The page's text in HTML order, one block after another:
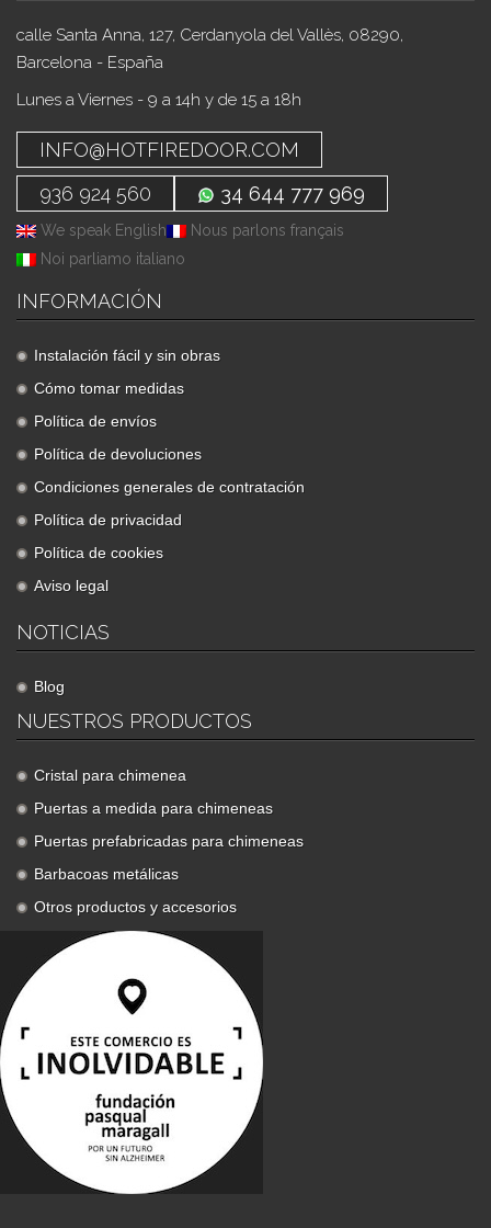
calle Santa Anna, 127, Cerdanyola del Vallès, 08290,
Barcelona - España
Lunes a Viernes - 9 a 14h y de 15 a 18h
INFO@HOTFIREDOOR.COM
936 924 560
34 644 777 969
We speak English
Nous parlons français
Noi parliamo italiano
INFORMACIÓN
Instalación fácil y sin obras
Cómo tomar medidas
Política de envíos
Política de devoluciones
Condiciones generales de contratación
Política de privacidad
Política de cookies
Aviso legal
NOTICIAS
Blog
NUESTROS PRODUCTOS
Cristal para chimenea
Puertas a medida para chimeneas
Puertas prefabricadas para chimeneas
Barbacoas metálicas
Otros productos y accesorios